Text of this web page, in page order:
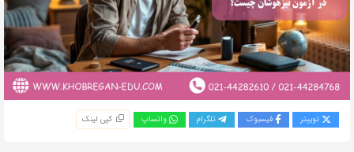
توییتر فیسبوک تلگرام واتساپ کپی لینک